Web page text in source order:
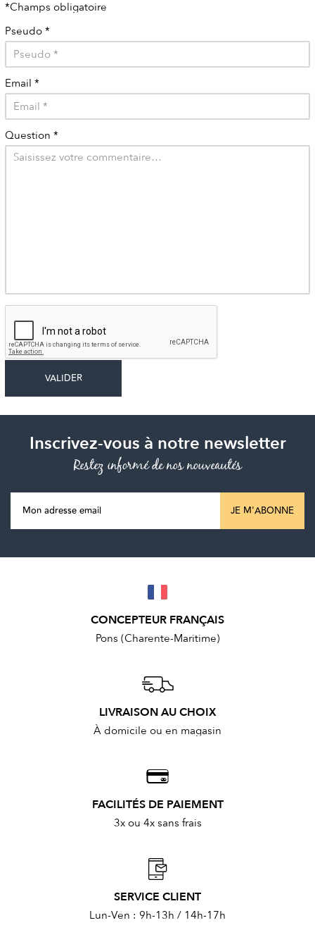
*Champs obligatoire
Pseudo *
Email *
Question *
Inscrivez-vous à notre newsletter
Restez informé de nos nouveautés
JE M'ABONNE
CONCEPTEUR FRANÇAIS
Pons (Charente-Maritime)
LIVRAISON AU CHOIX
À domicile ou en magasin
FACILITÉS DE PAIEMENT
3x ou 4x sans frais
SERVICE CLIENT
Lun-Ven : 9h-13h / 14h-17h